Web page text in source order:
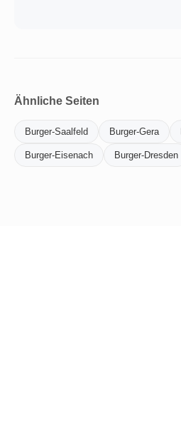
Ähnliche Seiten
Burger-Saalfeld Burger-Gera
Burger-Eisenach Burger-Dresden